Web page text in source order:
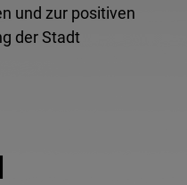
und zur positiven
der Stadt